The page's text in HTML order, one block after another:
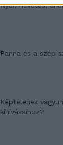
Nyár, nevetés,
Panna és a szép
Képtelenek
kihívásaihoz?